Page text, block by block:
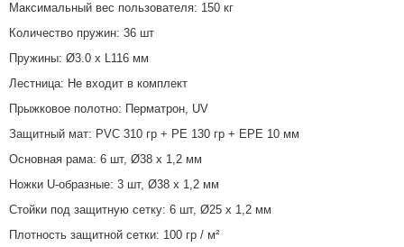
Максимальный вес пользователя: 150 кг
Количество пружин: 36 шт
Пружины: Ø3.0 х L116 мм
Лестница: Не входит в комплект
Прыжковое полотно: Перматрон, UV
Защитный мат: PVC 310 гр + PE 130 гр + EPE 10 мм
Основная рама: 6 шт, Ø38 х 1,2 мм
Ножки U-образные: 3 шт, Ø38 х 1,2 мм
Стойки под защитную сетку: 6 шт, Ø25 х 1,2 мм
Плотность защитной сетки: 100 гр / м²